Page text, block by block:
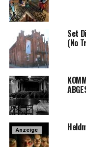
Set
(No
Anzeige